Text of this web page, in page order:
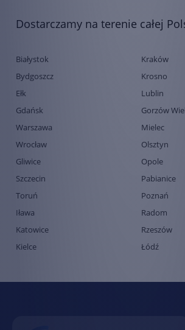
Dostarczamy na terenie całej
Białystok
Bydgoszcz
Ełk
Gdańsk
Warszawa
Wrocław
Gliwice
Szczecin
Toruń
Iława
Katowice
Kielce
Kraków
Krosno
Lublin
Gorzów
Mielec
Olsztyn
Opole
Pabianice
Poznań
Radom
Rzeszów
Łódź